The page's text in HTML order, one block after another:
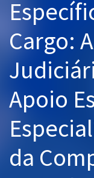
Questões grátis
Conteúdo gratuito
Aprovados
Atendimento
Cargo:
Apoio
da